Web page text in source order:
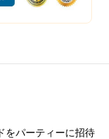
をパーティーに招待